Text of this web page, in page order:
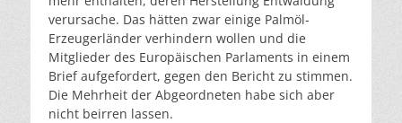
verursache. Das hätten zwar einige Palmöl-
Erzeugerländer verhindern wollen und die
Mitglieder des Europäischen Parlaments in einem
Brief aufgefordert, gegen den Bericht zu stimmen.
Die Mehrheit der Abgeordneten habe sich aber
nicht beirren lassen.